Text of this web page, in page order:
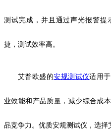
测试完成，并且通过声光报警提
捷，测试效率高。
艾普欧盛的安规测试仪适用
业效能和产品质量，减少综合成
品竞争力。优质安规测试仪，选择